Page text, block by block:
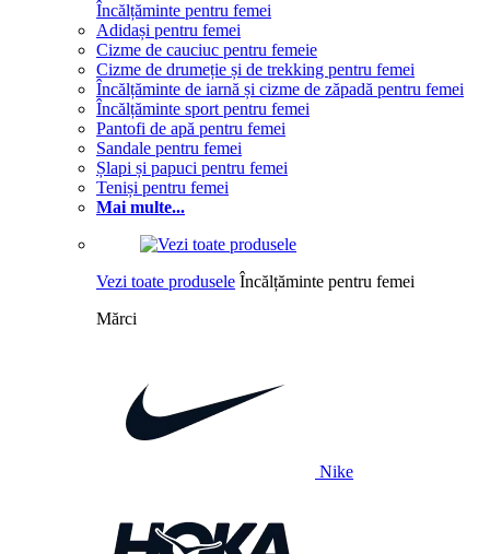
Încălțăminte pentru femei
Adidași pentru femei
Cizme de cauciuc pentru femeie
Cizme de drumeție și de trekking pentru femei
Încălțăminte de iarnă și cizme de zăpadă pentru femei
Încălțăminte sport pentru femei
Pantofi de apă pentru femei
Sandale pentru femei
Șlapi și papuci pentru femei
Teniși pentru femei
Mai multe...
Vezi toate produsele Încălțăminte pentru femei
Mărci
Nike